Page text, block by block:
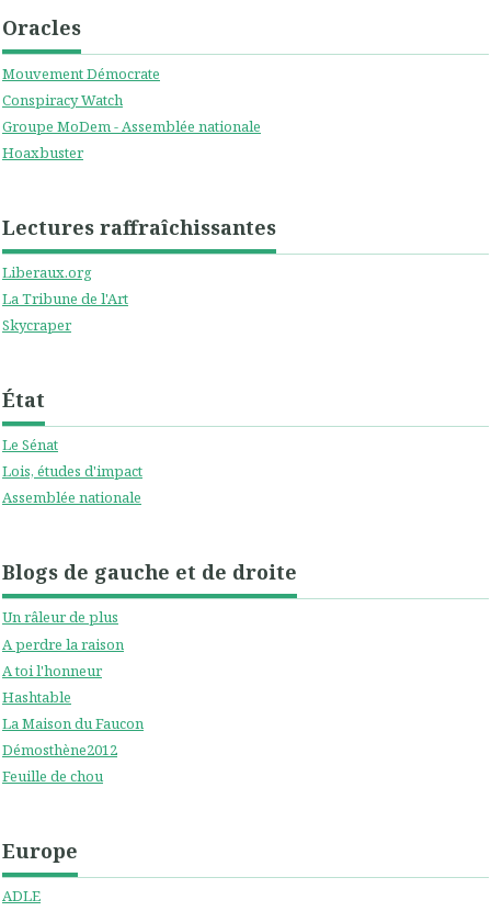
Oracles
Mouvement Démocrate
Conspiracy Watch
Groupe MoDem - Assemblée nationale
Hoaxbuster
Lectures raffraîchissantes
Liberaux.org
La Tribune de l'Art
Skycraper
État
Le Sénat
Lois, études d'impact
Assemblée nationale
Blogs de gauche et de droite
Un râleur de plus
A perdre la raison
A toi l'honneur
Hashtable
La Maison du Faucon
Démosthène2012
Feuille de chou
Europe
ADLE